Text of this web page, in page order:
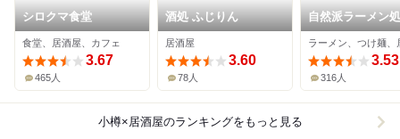
シロクマ食堂
食堂、居酒屋、カフェ
3.67
465人
酒処 ふじりん
居酒屋
3.60
78人
自然派ラーメン
ほろ 小樽本店
ラーメン、つけ麺、
3.53
316人
小樽×居酒屋のランキングをもっと見る